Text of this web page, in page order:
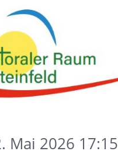
Mai 2026 17:15